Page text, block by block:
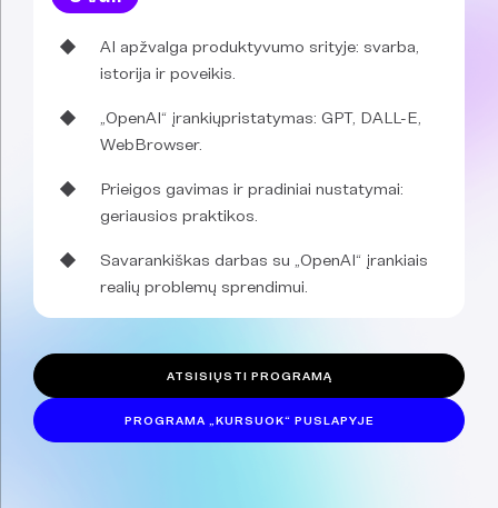
AI apžvalga produktyvumo srityje: svarba,
istorija ir poveikis.
„OpenAI“ įrankiųpristatymas: GPT, DALL-E,
WebBrowser.
Prieigos gavimas ir pradiniai nustatymai:
geriausios praktikos.
Savarankiškas darbas su „OpenAI“ įrankiais
realių problemų sprendimui.
ATSISIŲSTI PROGRAMĄ
PROGRAMA „KURSUOK“ PUSLAPYJE